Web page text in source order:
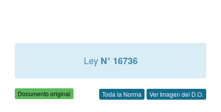
Ley N° 16736
Documento original Toda la Norma Ver Imagen del D.O.